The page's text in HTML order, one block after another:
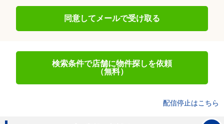
同意してメールで受け取る
検索条件で店舗に物件探しを依頼
（無料）
配信停止はこちら